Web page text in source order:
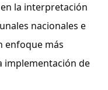
la interpretación
nacionales e
enfoque más
implementación de